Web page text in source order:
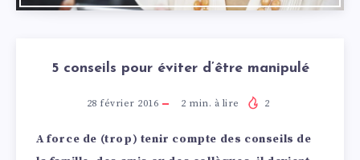
5 conseils pour éviter d’être manipulé
28 février 2016 2 min. à lire 2
A force de (trop) tenir compte des conseils de